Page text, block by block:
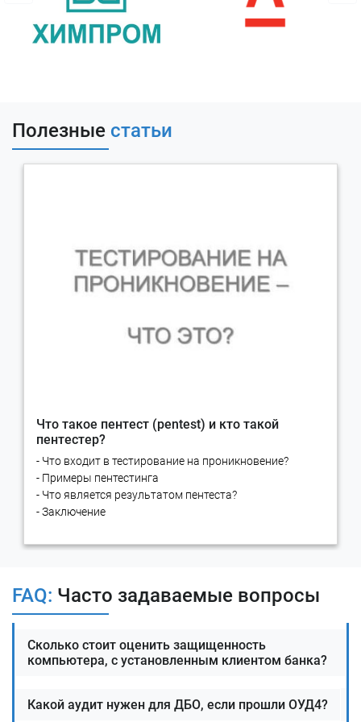
Полезные статьи
Что такое пентест (pentest) и кто такой
пентестер?
- Что входит в тестирование на проникновение?
- Примеры пентестинга
- Что является результатом пентеста?
- Заключение
FAQ: Часто задаваемые вопросы
Сколько стоит оценить защищенность
компьютера, с установленным клиентом банка?
Какой аудит нужен для ДБО, если прошли ОУД4?